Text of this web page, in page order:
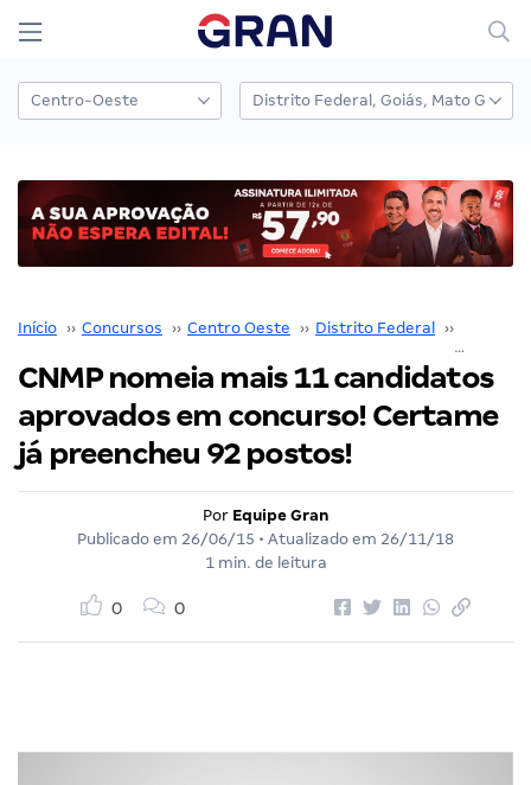
Início ›› Concursos ›› Centro Oeste ›› Distrito Federal ››
CNMP nomeia mais 11 candidatos
aprovados em concurso! Certame
já preencheu 92 postos!
Por Equipe Gran
Publicado em 26/06/15 • Atualizado em 26/11/18
1 min. de leitura
0 0